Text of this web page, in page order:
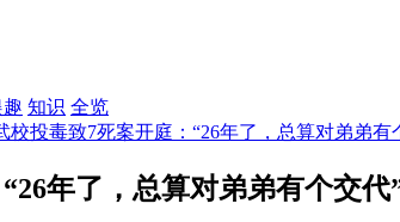
知识 全览
校投毒致7死案开庭：“26年了，总算对弟弟有
年了，总算对弟弟有个交代